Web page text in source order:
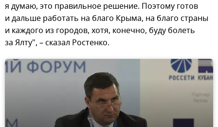
я думаю, это правильное решение. Поэтому готов
и дальше работать на благо Крыма, на благо страны
и каждого из городов, хотя, конечно, буду болеть
за Ялту", – сказал Ростенко.